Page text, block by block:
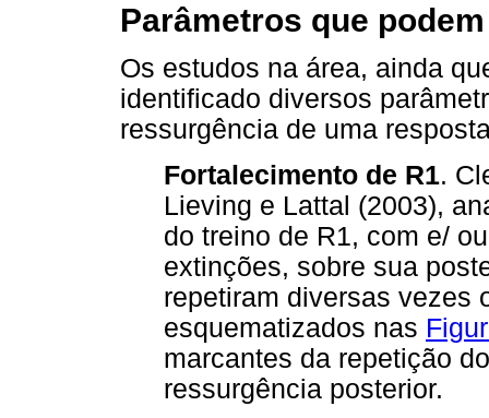
Parâmetros que
Os estudos na área, ainda
identificado diversos
ressurgência de uma
Fortalecimento de R1.
Lieving e Lattal (2003),
do treino de R1, com e/
extinções, sobre sua
repetiram diversas vezes
esquematizados nas
marcantes da repetição
ressurgência posterior.